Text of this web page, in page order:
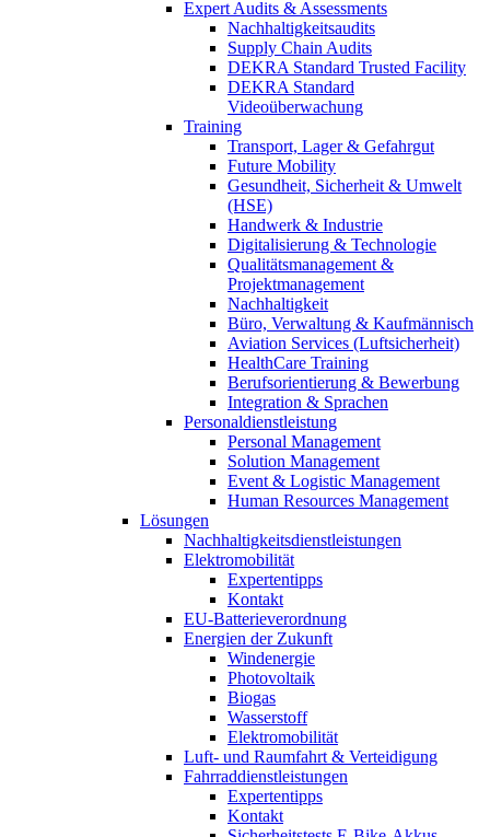
Expert Audits & Assessments
Nachhaltigkeitsaudits
Supply Chain Audits
DEKRA Standard Trusted Facility
DEKRA Standard
Videoüberwachung
Training
Transport, Lager & Gefahrgut
Future Mobility
Gesundheit, Sicherheit & Umwelt
(HSE)
Handwerk & Industrie
Digitalisierung & Technologie
Qualitätsmanagement &
Projektmanagement
Nachhaltigkeit
Büro, Verwaltung & Kaufmännisch
Aviation Services (Luftsicherheit)
HealthCare Training
Berufsorientierung & Bewerbung
Integration & Sprachen
Personaldienstleistung
Personal Management
Solution Management
Event & Logistic Management
Human Resources Management
Lösungen
Nachhaltigkeitsdienstleistungen
Elektromobilität
Expertentipps
Kontakt
EU-Batterieverordnung
Energien der Zukunft
Windenergie
Photovoltaik
Biogas
Wasserstoff
Elektromobilität
Luft- und Raumfahrt & Verteidigung
Fahrraddienstleistungen
Expertentipps
Kontakt